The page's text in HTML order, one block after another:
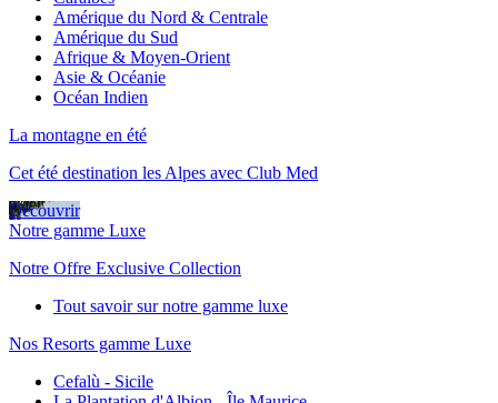
Amérique du Nord & Centrale
Amérique du Sud
Afrique & Moyen-Orient
Asie & Océanie
Océan Indien
La montagne en été
Cet été destination les Alpes avec Club Med
Découvrir
Notre gamme Luxe
Notre Offre Exclusive Collection
Tout savoir sur notre gamme luxe
Nos Resorts gamme Luxe
Cefalù - Sicile